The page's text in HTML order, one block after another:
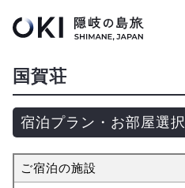
国賀荘
宿泊プラン・お部屋選択
ご宿泊の施設